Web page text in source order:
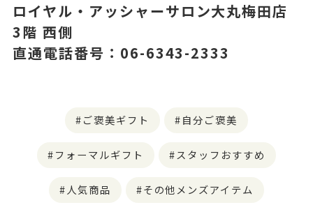
ロイヤル・アッシャーサロン大丸梅田店
3階 西側
直通電話番号：06-6343-2333
ご褒美ギフト 自分ご褒美
フォーマルギフト スタッフおすすめ
人気商品 その他メンズアイテム